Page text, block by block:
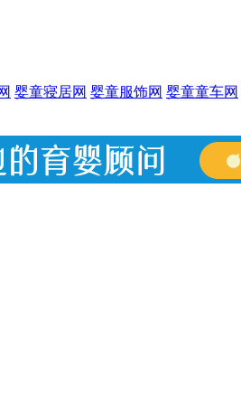
婴童寝居网 婴童服饰网 婴童童车网